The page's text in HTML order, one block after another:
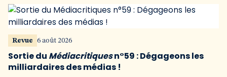
Revue 6 août 2026
Sortie du Médiacritiquesn°59 : Dégageons les
milliardaires des médias !